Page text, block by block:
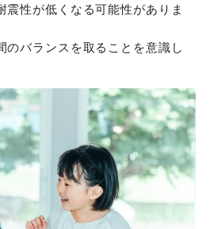
震性が低くなる可能性がありま
のバランスを取ることを意識し